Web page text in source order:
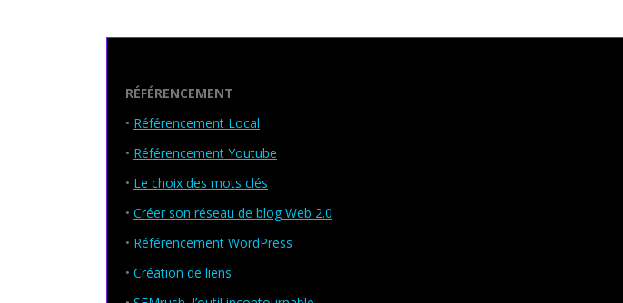
RÉFÉRENCEMENT
• Référencement Local
• Référencement Youtube
• Le choix des mots clés
• Créer son réseau de blog Web 2.0
• Référencement WordPress
• Création de liens